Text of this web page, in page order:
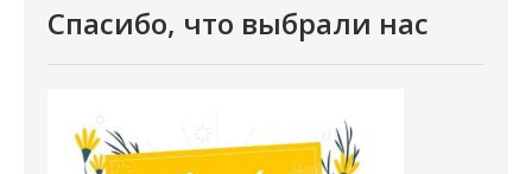
Спасибо, что выбрали нас